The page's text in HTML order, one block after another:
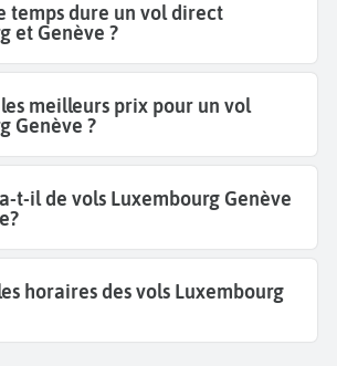
temps dure un vol direct
et Genève ?
meilleurs prix pour un vol
Genève ?
t-il de vols Luxembourg Genève
horaires des vols Luxembourg